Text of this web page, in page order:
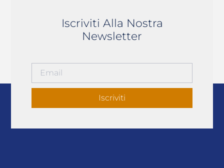
Iscriviti Alla Nostra
Newsletter
Iscriviti